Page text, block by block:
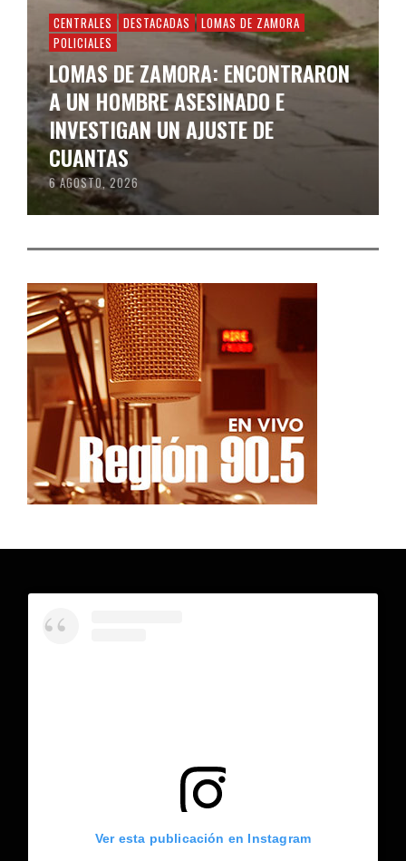
CENTRALES DESTACADAS
LOMAS DE ZAMORA
POLICIALES
LOMAS DE ZAMORA: ENCONTRARON
A UN HOMBRE ASESINADO E
INVESTIGAN UN AJUSTE DE
CUANTAS
6 AGOSTO, 2026
Ver esta publicación en Instagram